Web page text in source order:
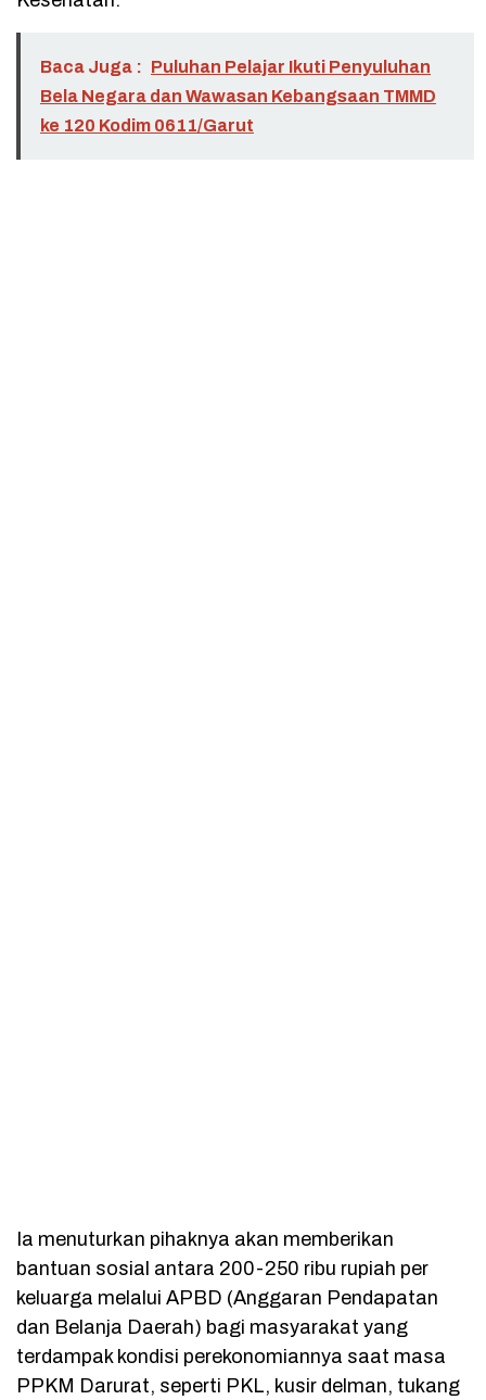
Baca Juga : Puluhan Pelajar Ikuti Penyuluhan
Bela Negara dan Wawasan Kebangsaan TMMD
ke 120 Kodim 0611/Garut
Ia menuturkan pihaknya akan memberikan
bantuan sosial antara 200-250 ribu rupiah per
keluarga melalui APBD (Anggaran Pendapatan
dan Belanja Daerah) bagi masyarakat yang
terdampak kondisi perekonomiannya saat masa
PPKM Darurat, seperti PKL, kusir delman, tukang